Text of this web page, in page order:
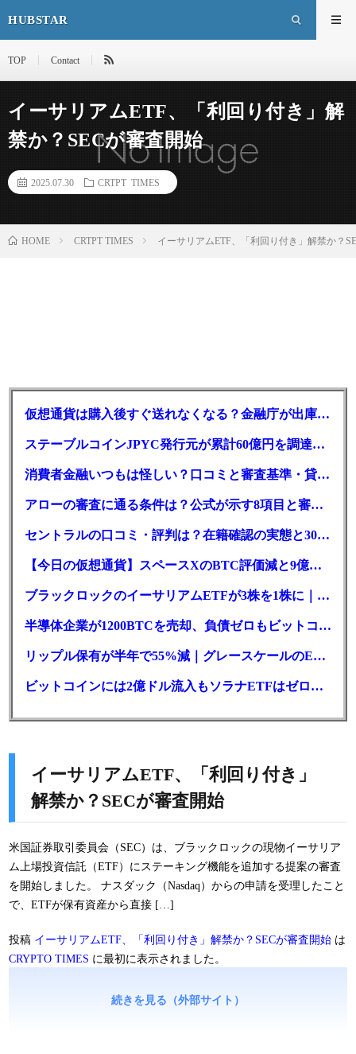
HUBSTAR
TOP Contact
イーサリアムETF、「利回り付き」解
禁か？SECが審査開始
2025.07.30 CRTPT TIMES
HOME CRTPT TIMES イーサリアムETF、「利回り付き」解禁か？
仮想通貨は購入後すぐ送れなくなる？金融庁が出庫制限を要請
ステーブルコインJPYC発行元が累計60億円を調達、物流大手も出資参画
消費者金融いつもは怪しい？口コミと審査基準・貸付条件を調査
アローの審査に通る条件は？公式が示す8項目と審査時間
セントラルの口コミ・評判は？在籍確認の実態と30日金利0円の落とし穴
【今日の仮想通貨】スペースXのBTC評価減と9億株の解禁。208億円相当のBTCが盗難
ブラックロックのイーサリアムETFが3株を1株に｜年初来37%安
半導体企業が1200BTCを売却、負債ゼロもビットコイン戦略は後退
リップル保有が半年で55%減｜グレースケールのETF、純資産1.6億ドル減
ビットコインには2億ドル流入もソラナETFはゼロ｜5営業日連続で停止
イーサリアムETF、「利回り付き」
解禁か？SECが審査開始
米国証券取引委員会（SEC）は、ブラックロックの現物イーサリア
ム上場投資信託（ETF）にステーキング機能を追加する提案の審査
を開始しました。 ナスダック（Nasdaq）からの申請を受理したこと
で、ETFが保有資産から直接 […]
投稿 イーサリアムETF、「利回り付き」解禁か？SECが審査開始 は
CRYPTO TIMES に最初に表示されました。
続きを見る（外部サイト）